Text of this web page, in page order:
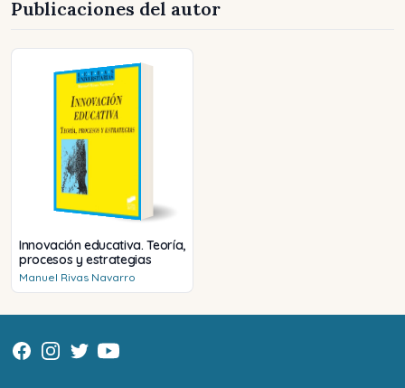
Publicaciones del autor
Innovación educativa. Teoría,
procesos y estrategias
Manuel Rivas Navarro